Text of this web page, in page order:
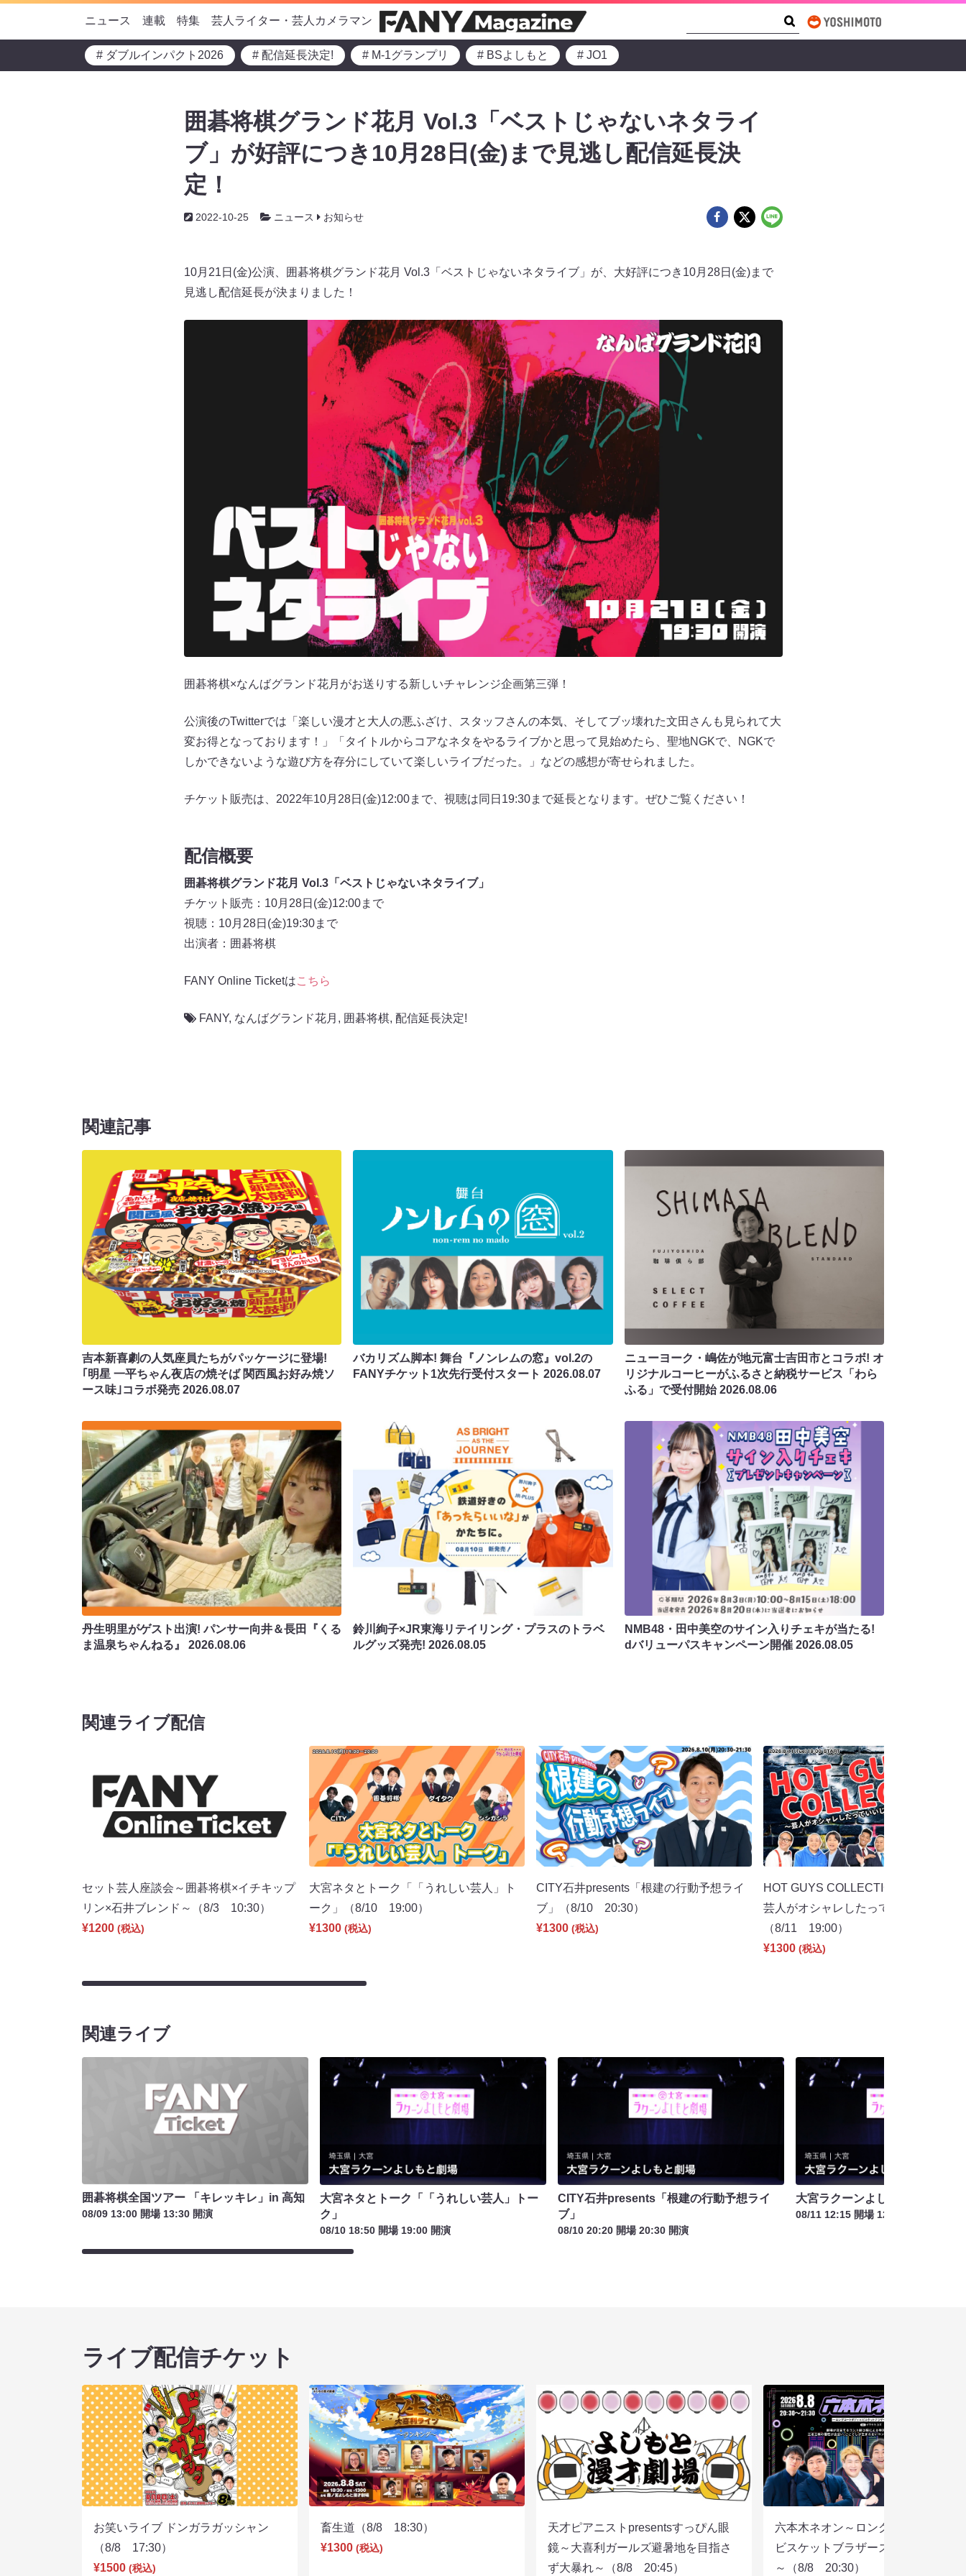
ニュース 連載 特集 芸人ライター・芸人カメラマン
# ダブルインパクト2026 # 配信延長決定! # M-1グランプリ # BSよしもと # JO1
囲碁将棋グランド花月 Vol.3「ベストじゃないネタライ
ブ」が好評につき10月28日(金)まで見逃し配信延長決
定！
2022-10-25 ニュース お知らせ
10月21日(金)公演、囲碁将棋グランド花月 Vol.3「ベストじゃないネタライブ」が、大好評につき10月28日(金)まで
見逃し配信延長が決まりました！
囲碁将棋×なんばグランド花月がお送りする新しいチャレンジ企画第三弾！
公演後のTwitterでは「楽しい漫才と大人の悪ふざけ、スタッフさんの本気、そしてブッ壊れた文田さんも見られて大
変お得となっております！」「タイトルからコアなネタをやるライブかと思って見始めたら、聖地NGKで、NGKで
しかできないような遊び方を存分にしていて楽しいライブだった。」などの感想が寄せられました。
チケット販売は、2022年10月28日(金)12:00まで、視聴は同日19:30まで延長となります。ぜひご覧ください！
配信概要
囲碁将棋グランド花月 Vol.3「ベストじゃないネタライブ」
チケット販売：10月28日(金)12:00まで
視聴：10月28日(金)19:30まで
出演者：囲碁将棋
FANY Online Ticketはこちら
FANY, なんばグランド花月 , 囲碁将棋, 配信延長決定!
関連記事
吉本新喜劇の人気座員たちがパッケージに登場!
｢明星 一平ちゃん夜店の焼そば 関西風お好み焼ソ
ース味｣コラボ発売 2026.08.07
バカリズム脚本! 舞台『ノンレムの窓』vol.2の
FANYチケット1次先行受付スタート2026.08.07
ニューヨーク・嶋佐が地元富士吉田市とコラボ! オ
リジナルコーヒーがふるさと納税サービス「わら
ふる」で受付開始2026.08.06
丹生明里がゲスト出演! パンサー向井＆長田『くる
ま温泉ちゃんねる』 2026.08.06
鈴川絢子×JR東海リテイリング・プラスのトラベ
ルグッズ発売!2026.08.05
NMB48・田中美空のサイン入りチェキが当たる!
dバリューパスキャンペーン開催 2026.08.05
関連ライブ配信
セット芸人座談会～囲碁将棋×イチキップ
リン×石井ブレンド～（8/3 10:30）
¥1200 (税込)
大宮ネタとトーク「「うれしい芸人」ト
ーク」（8/10 19:00）
¥1300 (税込)
CITY石井presents「根建の行動予想ライ
ブ」（8/10 20:30）
¥1300 (税込)
HOT GUYS COLLECTION 2026 in大
芸人がオシャレしたっていいじゃん夏
（8/11 19:00）
¥1300 (税込)
関連ライブ
囲碁将棋全国ツアー 「キレッキレ」in 高知
08/09 13:00 開場 13:30 開演
大宮ネタとトーク「「うれしい芸人」トー
ク」
08/10 18:50 開場 19:00 開演
CITY石井presents「根建の行動予想ライ
ブ」
08/10 20:20 開場 20:30 開演
大宮ラクーンよしもと寄席 8月
08/11 12:15 開場 12:30 開演
ライブ配信チケット
お笑いライブ ドンガラガッシャン
（8/8 17:30）
¥1500 (税込)
畜生道（8/8 18:30）
¥1300 (税込)
天才ピアニストpresentsすっぴん眼
鏡～大喜利ガールズ避暑地を目指さ
ず大暴れ～（8/8 20:45）
六本木ネオン～ロングコートダディ×
ビスケットブラザーズ×ヨネダ2000
～（8/8 20:30）